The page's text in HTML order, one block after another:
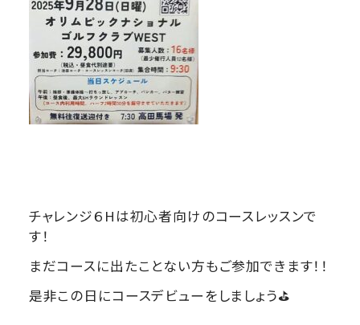
チャレンジ６Hは初心者向けのコースレッスンで
す！
まだコースに出たことない方もご参加できます！！
是非この日にコースデビューをしましょう⛳